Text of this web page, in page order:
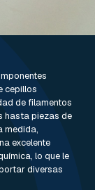
cepillos
de filamentos
hasta piezas de
medida,
excelente
lo que le
diversas